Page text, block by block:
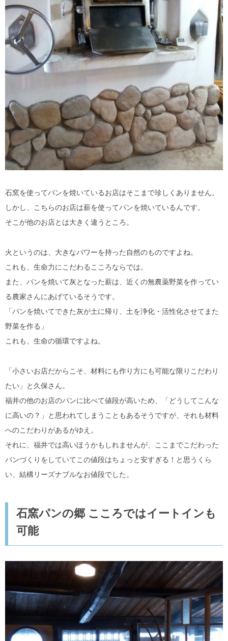
石窯を使ってパンを焼いているお店はそこまで珍しくありません。
しかし、こちらのお店は薪を使ってパンを焼いているんです。
そこが他のお店とは大きく違うところ。
火というのは、大きなパワーを持った自然のものですよね。
これも、生命力にこだわるこころならでは。
また、パンを焼いて灰となった薪は、近くの無農薬野菜を作ってい
る農家さんにあげているそうです。
「パンを焼いてできた灰が土に帰り、土を浄化・活性化させてまた
野菜を作る」
これも、生命の循環ですよね。
「小さいお店だからこそ、材料にも作り方にも可能な限りこだわり
たい」と久保さん。
福井の他のお店のパンに比べて値段が高いため、「どうしてこんな
に高いの？」と思われてしまうこともあるそうですが、それも材料
へのこだわりがあるがゆえ。
それに、福井では高いほうかもしれませんが、ここまでこだわった
パンづくりをしていてこの値段はちょっと安すぎる！と思うくら
い、結構リーズナブルなお値段でした。
石窯パンの郷 こころではイートインも
可能